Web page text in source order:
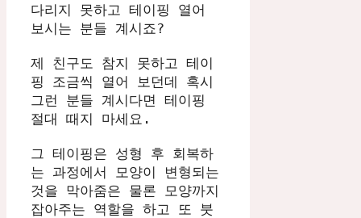
다리지 못하고 테이핑 열어
보시는 분들 계시죠?
제 친구도 참지 못하고 테이
핑 조금씩 열어 보던데 혹시
그런 분들 계시다면 테이핑
절대 때지 마세요.
그 테이핑은 성형 후 회복하
는 과정에서 모양이 변형되는
것을 막아줌은 물론 모양까지
잡아주는 역할을 하고 또 붓